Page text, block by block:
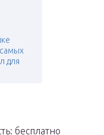
для
бесплатно